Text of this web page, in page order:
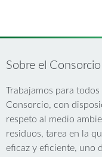
Sobre el Consorcio
Trabajamos para
Consorcio, con
respeto al medio
residuos, tarea en la
eficaz y eficiente, uno